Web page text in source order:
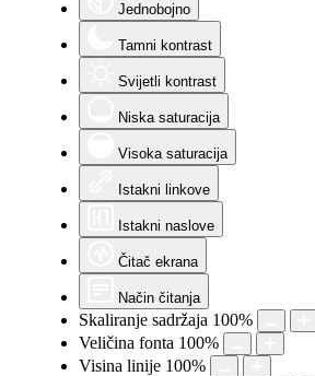
Jednobojno
Tamni kontrast
Svijetli kontrast
Niska saturacija
Visoka saturacija
Istakni linkove
Istakni naslove
Čitač ekrana
Način čitanja
Skaliranje sadržaja 100%
Veličina fonta 100%
Visina linije 100%